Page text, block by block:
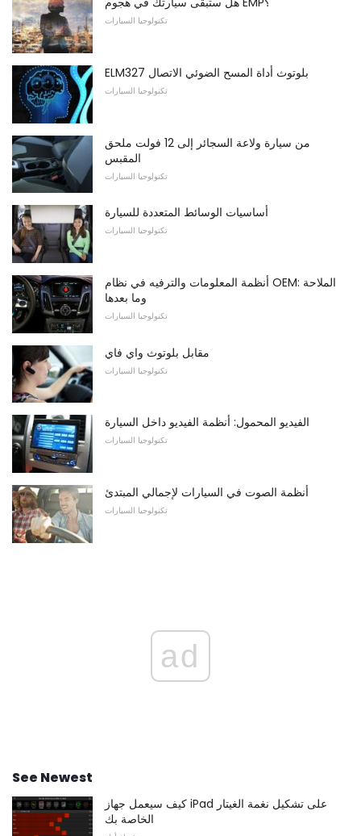
تكنولوجيا السيارات
ELM327 بلوتوث أداة المسح الضوئي الاتصال
تكنولوجيا السيارات
من سيارة ولاعة السجائر إلى 12 فولت ملحق
المقبس
تكنولوجيا السيارات
أساسيات الوسائط المتعددة للسيارة
تكنولوجيا السيارات
أنظمة المعلومات والترفيه في نظام OEM: الملاحة
وما بعدها
تكنولوجيا السيارات
مقابل بلوتوث واي فاي
تكنولوجيا السيارات
الفيديو المحمول: أنظمة الفيديو داخل السيارة
تكنولوجيا السيارات
أنظمة الصوت في السيارات لإجمالي المبتدئ
تكنولوجيا السيارات
ad
See Newest
كيف سيعمل جهاز iPad على تشكيل نغمة الغيتار
الخاصة بك